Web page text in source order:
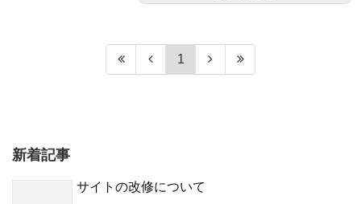
1
新着記事
サイトの改修について